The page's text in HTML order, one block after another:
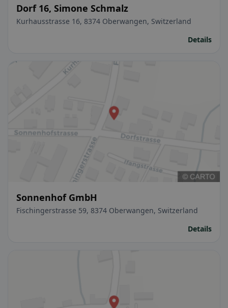
Dorf 16, Simone Schmalz
Kurhausstrasse 16, 8374 Oberwangen, Switzerland
Details
Sonnenhof GmbH
Fischingerstrasse 59, 8374 Oberwangen, Switzerland
Details